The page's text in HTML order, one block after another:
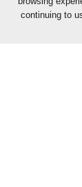
continuing to